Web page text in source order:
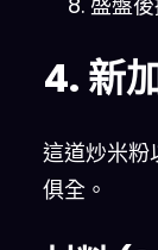
4. 新
這道炒米粉
俱全。